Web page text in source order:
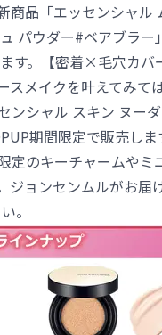
商品「エッセンシャル
パウダー#ベアブラ
す。【密着×毛穴カ
スメイクを叶えてみて
ンシャル スキン ヌー
期間限定で販売しま
のキーチャームやミ
ョンセンムルがお届
。